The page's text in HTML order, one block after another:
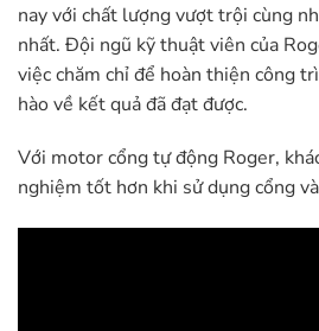
nay với chất lượng vượt trội cùng
nhất. Đội ngũ kỹ thuật viên của
việc chăm chỉ để hoàn thiện công
hào về kết quả đã đạt được.
Với motor cổng tự động Roger,
nghiệm tốt hơn khi sử dụng cổng